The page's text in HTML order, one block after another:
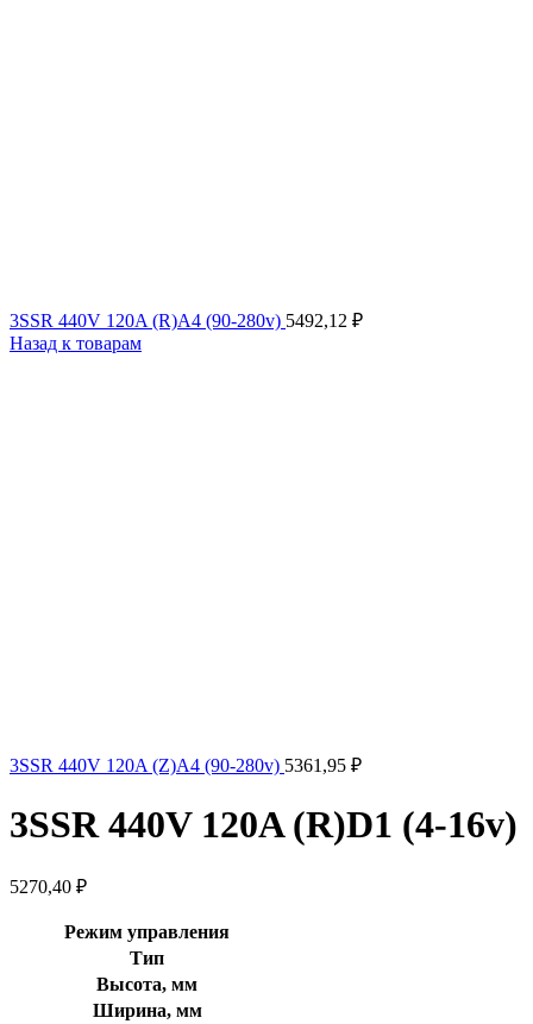
3SSR 440V 120A (R)A4 (90-280v) 5492,12 ₽
Назад к товарам
3SSR 440V 120A (Z)A4 (90-280v) 5361,95 ₽
3SSR 440V 120A (R)D1 (4-16v)
5270,40 ₽
Режим управления
Тип
Высота, мм
Ширина, мм